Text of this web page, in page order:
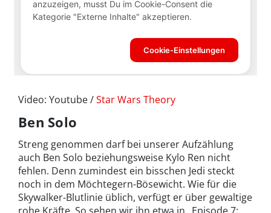
Video: Youtube /Star Wars Theory
Ben Solo
Streng genommen darf bei unserer Aufzählung
auch Ben Solo beziehungsweise Kylo Ren nicht
fehlen. Denn zumindest ein bisschen Jedi steckt
noch in dem Möchtegern-Bösewicht. Wie für die
Skywalker-Blutlinie üblich, verfügt er über gewaltige